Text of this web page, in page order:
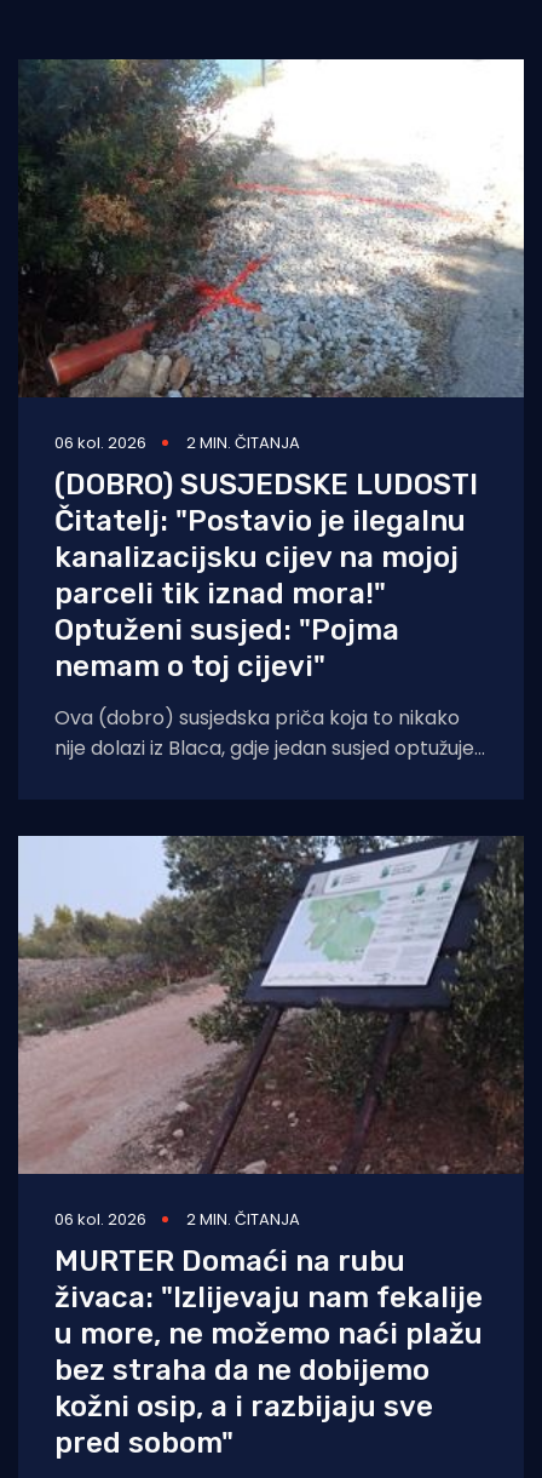
06 kol. 2026 2 MIN. ČITANJA
(DOBRO) SUSJEDSKE LUDOSTI
Čitatelj: "Postavio je ilegalnu
kanalizacijsku cijev na mojoj
parceli tik iznad mora!"
Optuženi susjed: "Pojma
nemam o toj cijevi"
Ova (dobro) susjedska priča koja to nikako
nije dolazi iz Blaca, gdje jedan susjed optužuje
06 kol. 2026 2 MIN. ČITANJA
MURTER Domaći na rubu
živaca: "Izlijevaju nam fekalije
u more, ne možemo naći plažu
bez straha da ne dobijemo
kožni osip, a i razbijaju sve
pred sobom"